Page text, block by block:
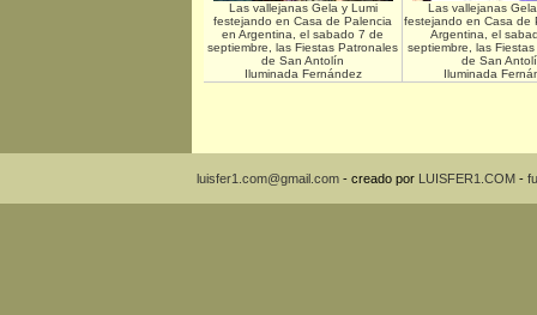
Las vallejanas Gela y Lumi
festejando en Casa de Palencia
en Argentina, el sabado 7 de
septiembre, las Fiestas Patronales
de San Antolín
Iluminada Fernández
Las vallejanas
festejando en Casa de
Argentina, el
septiembre, las
de San
Iluminada
luisfer1.com@gmail.com- creado por LUISFER1.COM-